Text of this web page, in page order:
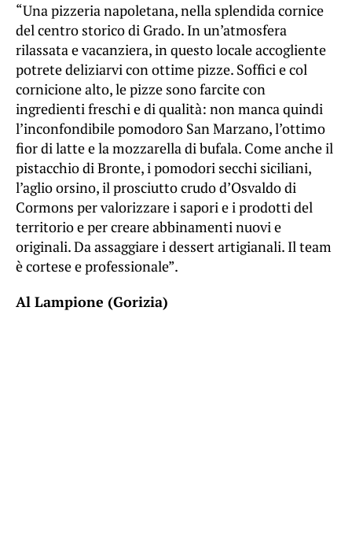
“Una pizzeria napoletana, nella splendida cornice
del centro storico di Grado. In un’atmosfera
rilassata e vacanziera, in questo locale accogliente
potrete deliziarvi con ottime pizze. Soffici e col
cornicione alto, le pizze sono farcite con
ingredienti freschi e di qualità: non manca quindi
l’inconfondibile pomodoro San Marzano, l’ottimo
fior di latte e la mozzarella di bufala. Come anche il
pistacchio di Bronte, i pomodori secchi siciliani,
l’aglio orsino, il prosciutto crudo d’Osvaldo di
Cormons per valorizzare i sapori e i prodotti del
territorio e per creare abbinamenti nuovi e
originali. Da assaggiare i dessert artigianali. Il team
è cortese e professionale”.
Al Lampione (Gorizia)